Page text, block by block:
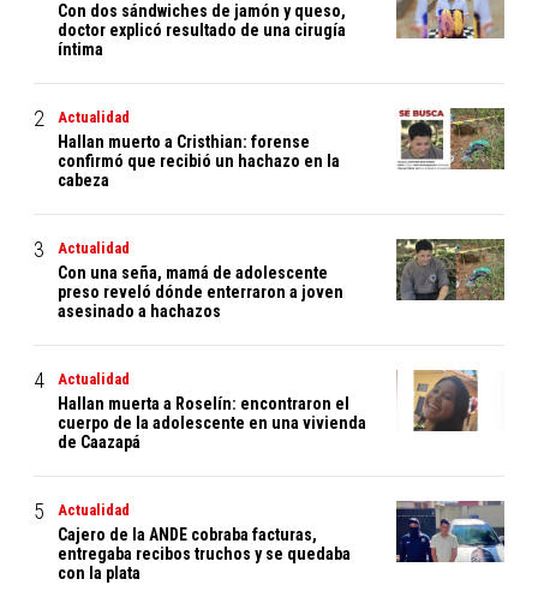
Con dos sándwiches de jamón y queso,
doctor explicó resultado de una cirugía
íntima
Actualidad
Hallan muerto a Cristhian: forense
confirmó que recibió un hachazo en la
cabeza
Actualidad
Con una seña, mamá de adolescente
preso reveló dónde enterraron a joven
asesinado a hachazos
Actualidad
Hallan muerta a Roselín: encontraron el
cuerpo de la adolescente en una vivienda
de Caazapá
Actualidad
Cajero de la ANDE cobraba facturas,
entregaba recibos truchos y se quedaba
con la plata